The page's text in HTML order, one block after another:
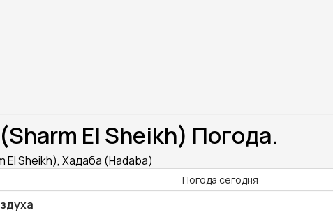
El Sheikh) Погода.
Sheikh), Хадаба (Hadaba)
Погода сегодня